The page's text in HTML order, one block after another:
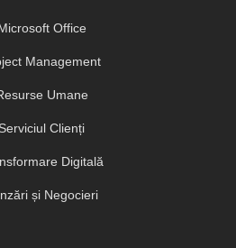
Office
Management
Umane
Serviciul Clienți
Digitală
și Negocieri